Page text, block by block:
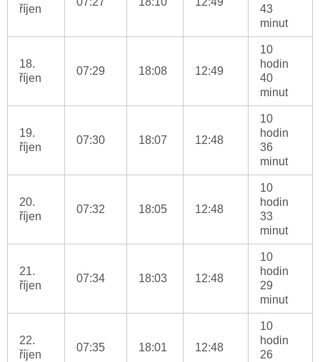
říjen
43
minut
18.
říjen
07:29 18:08 12:49
10
hodin
40
minut
19.
říjen
07:30 18:07 12:48
10
hodin
36
minut
20.
říjen
07:32 18:05 12:48
10
hodin
33
minut
21.
říjen
07:34 18:03 12:48
10
hodin
29
minut
22.
říjen
07:35 18:01 12:48
10
hodin
26